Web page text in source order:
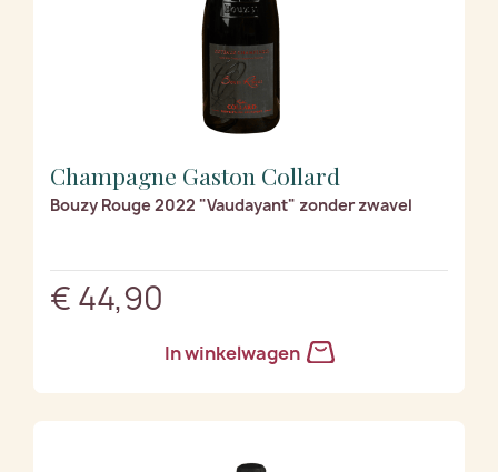
Champagne Gaston Collard
Bouzy Rouge 2022 "Vaudayant" zonder zwavel
€ 44,90
In winkelwagen